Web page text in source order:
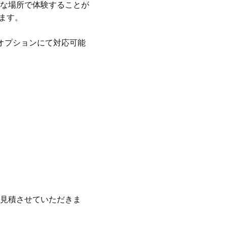
場所で体験することが
す。
プションにて対応可能
積させていただきま